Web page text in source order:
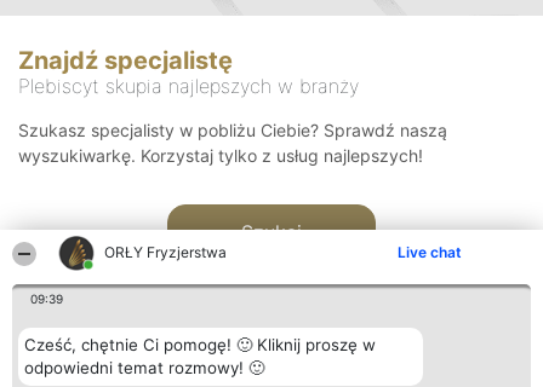
ORŁY Fryzjerstwa Live chat
09:39
Cześć, chętnie Ci pomogę! 🙂 Kliknij proszę w
odpowiedni temat rozmowy! 🙂
Znajdź specjalistę
Plebiscyt skupia najlepszych w branży
Szukasz specjalisty w pobliżu Ciebie? Sprawdź naszą
wyszukiwarkę. Korzystaj tylko z usług najlepszych!
Szukaj